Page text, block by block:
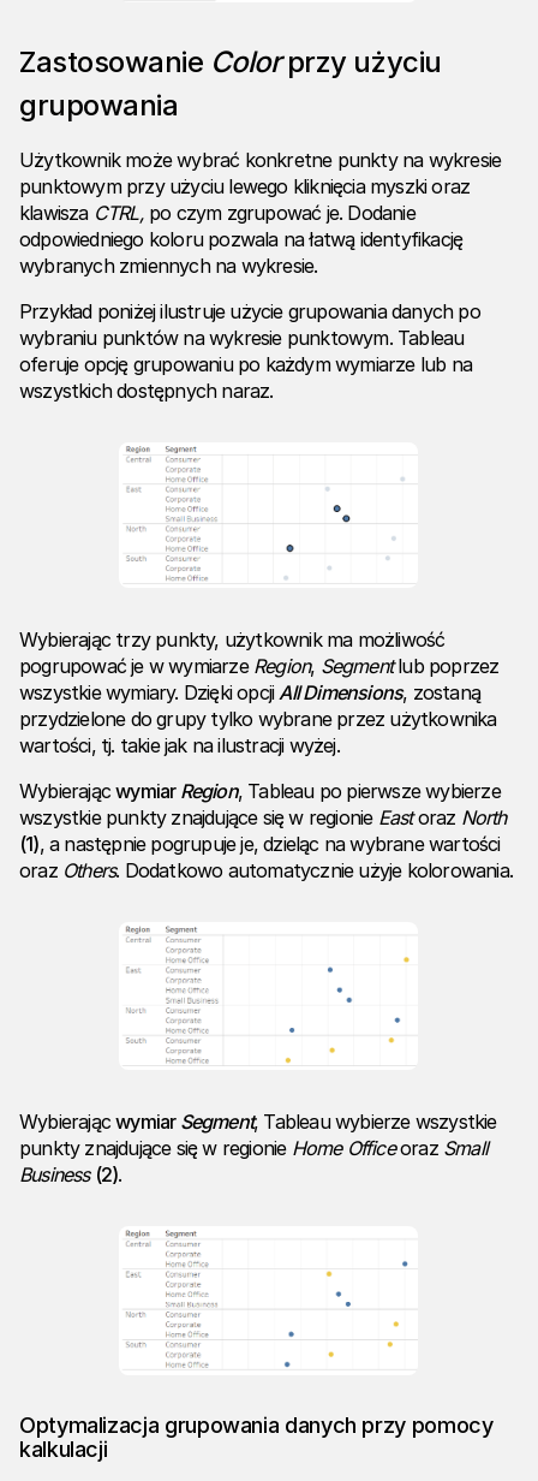
Zastosowanie Colorprzy użyciu
grupowania
Użytkownik może wybrać konkretne punkty na wykresie
punktowym przy użyciu lewego kliknięcia myszki oraz
klawisza CTRL,po czym zgrupować je. Dodanie
odpowiedniego koloru pozwala na łatwą identyfikację
wybranych zmiennych na wykresie.
Przykład poniżej ilustruje użycie grupowania danych po
wybraniu punktów na wykresie punktowym. Tableau
oferuje opcję grupowaniu po każdym wymiarze lub na
wszystkich dostępnych naraz.
Wybierając trzy punkty, użytkownik ma możliwość
pogrupować je w wymiarze Region, Segmentlub poprzez
wszystkie wymiary. Dzięki opcjiAllDimensions, zostaną
przydzielone do grupy tylko wybrane przez użytkownika
wartości, tj. takie jak na ilustracji wyżej.
Wybierającwymiar Region, Tableau po pierwsze wybierze
wszystkie punkty znajdujące się w regionie Eastoraz North
(1), a następnie pogrupuje je, dzieląc na wybrane wartości
oraz Others. Dodatkowo automatycznie użyje kolorowania.
Wybierającwymiar Segment, Tableau wybierze wszystkie
punkty znajdujące się w regionie Home Officeoraz Small
Business (2).
Optymalizacja grupowania danych przy pomocy
kalkulacji